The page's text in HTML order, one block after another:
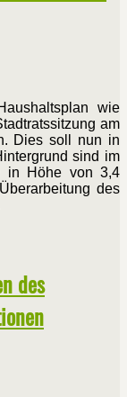
wie
am
Dies soll nun in
sind im
in Höhe von 3,4
des
des